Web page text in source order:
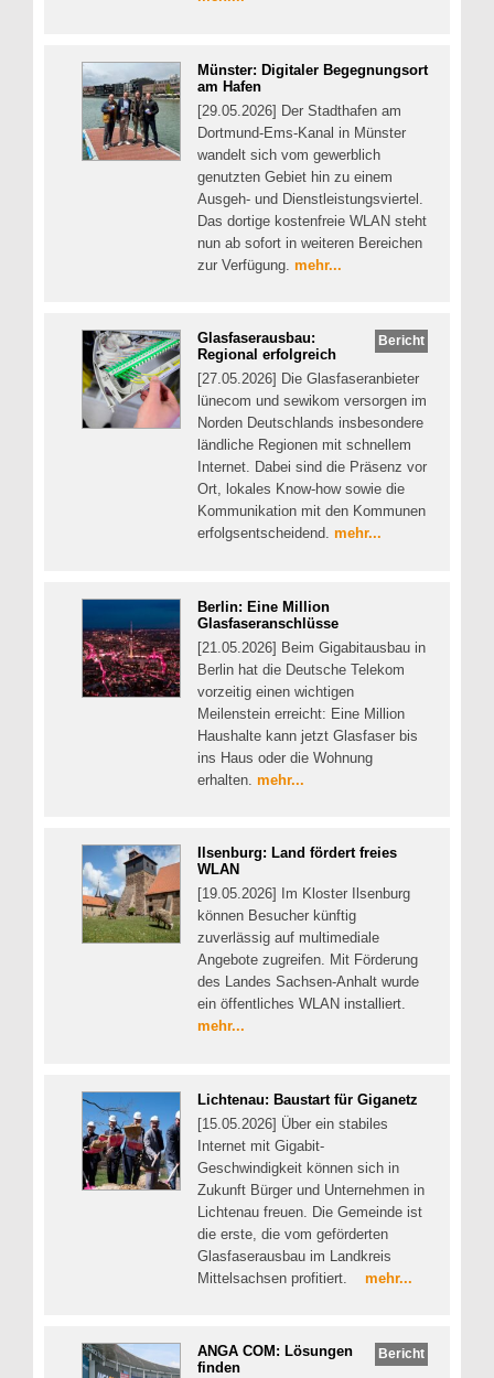
Münster: Digitaler Begegnungsort
am Hafen
[29.05.2026] Der Stadthafen am
Dortmund-Ems-Kanal in Münster
wandelt sich vom gewerblich
genutzten Gebiet hin zu einem
Ausgeh- und Dienstleistungsviertel.
Das dortige kostenfreie WLAN steht
nun ab sofort in weiteren Bereichen
zur Verfügung. mehr...
Bericht
Glasfaserausbau:
Regional erfolgreich
[27.05.2026] Die Glasfaseranbieter
lünecom und sewikom versorgen im
Norden Deutschlands insbesondere
ländliche Regionen mit schnellem
Internet. Dabei sind die Präsenz vor
Ort, lokales Know-how sowie die
Kommunikation mit den Kommunen
erfolgsentscheidend. mehr...
Berlin: Eine Million
Glasfaseranschlüsse
[21.05.2026] Beim Gigabitausbau in
Berlin hat die Deutsche Telekom
vorzeitig einen wichtigen
Meilenstein erreicht: Eine Million
Haushalte kann jetzt Glasfaser bis
ins Haus oder die Wohnung
erhalten. mehr...
Ilsenburg: Land fördert freies
WLAN
[19.05.2026] Im Kloster Ilsenburg
können Besucher künftig
zuverlässig auf multimediale
Angebote zugreifen. Mit Förderung
des Landes Sachsen-Anhalt wurde
ein öffentliches WLAN installiert.
mehr...
Lichtenau: Baustart für Giganetz
[15.05.2026] Über ein stabiles
Internet mit Gigabit-
Geschwindigkeit können sich in
Zukunft Bürger und Unternehmen in
Lichtenau freuen. Die Gemeinde ist
die erste, die vom geförderten
Glasfaserausbau im Landkreis
Mittelsachsen profitiert. mehr...
Bericht
ANGA COM: Lösungen
finden